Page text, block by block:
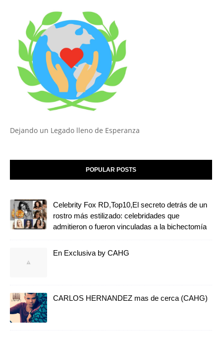
Dejando un Legado lleno de Esperanza
POPULAR POSTS
Celebrity Fox RD,Top10,El secreto detrás de un
rostro más estilizado: celebridades que
admitieron o fueron vinculadas a la bichectomía
En Exclusiva by CAHG
CARLOS HERNANDEZ mas de cerca (CAHG)